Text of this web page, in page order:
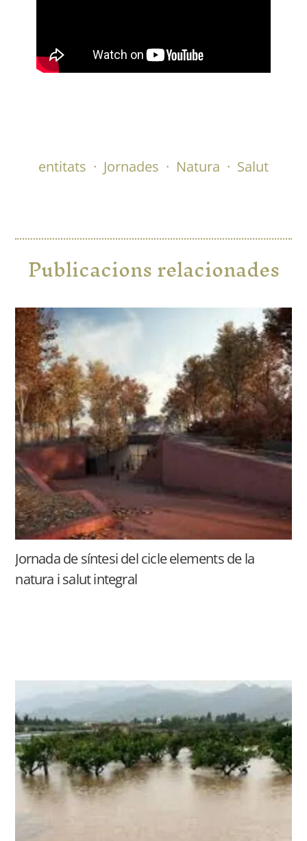
entitats · Jornades · Natura · Salut
Publicacions relacionades
Jornada de síntesi del cicle elements de la
natura i salut integral